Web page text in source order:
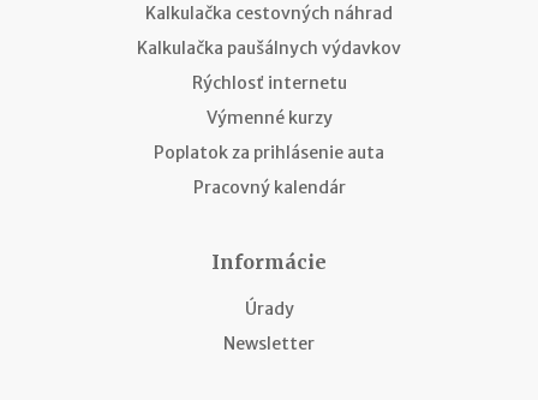
Kalkulačka cestovných náhrad
Kalkulačka paušálnych výdavkov
Rýchlosť internetu
Výmenné kurzy
Poplatok za prihlásenie auta
Pracovný kalendár
Informácie
Úrady
Newsletter